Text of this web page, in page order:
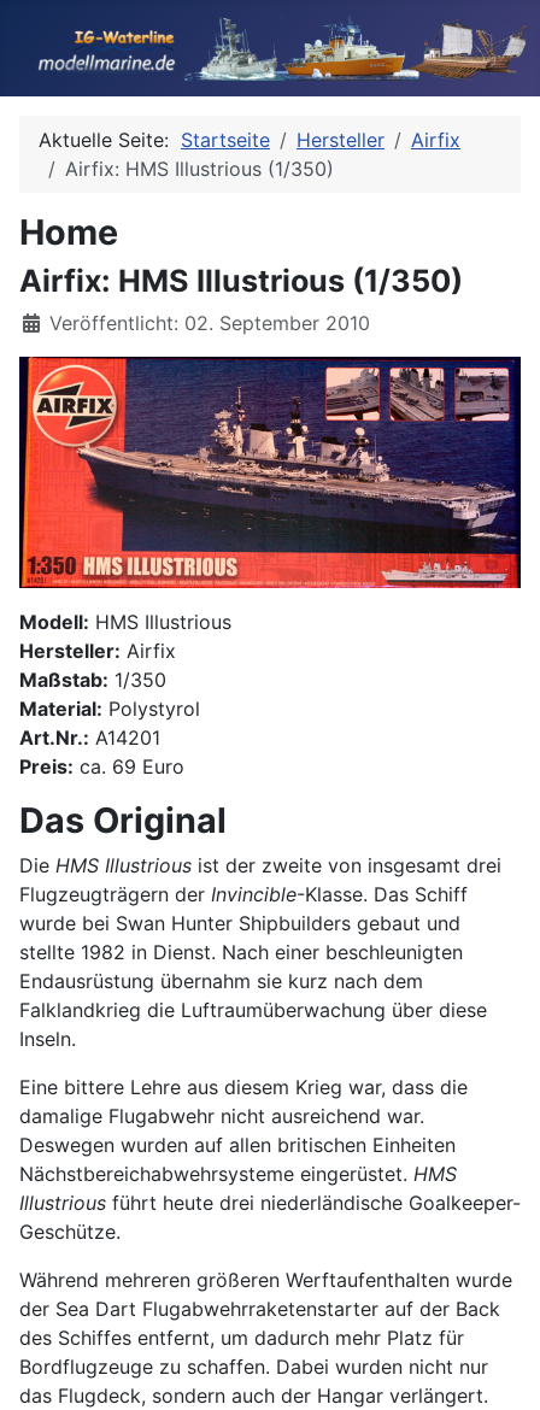
Aktuelle Seite: Startseite Hersteller
Airfix
Airfix: HMS Illustrious (1/350)
Home
Airfix: HMS Illustrious (1/350)
Details
Veröffentlicht: 02. September 2010
Modell: HMS Illustrious
Hersteller: Airfix
Maßstab: 1/350
Material: Polystyrol
Art.Nr.: A14201
Preis: ca. 69 Euro
Das Original
Die HMS Illustrious ist der zweite von insgesamt drei
Flugzeugträgern der Invincible-Klasse. Das Schiff
wurde bei Swan Hunter Shipbuilders gebaut und
stellte 1982 in Dienst. Nach einer beschleunigten
Endausrüstung übernahm sie kurz nach dem
Falklandkrieg die Luftraumüberwachung über diese
Inseln.
Eine bittere Lehre aus diesem Krieg war, dass die
damalige Flugabwehr nicht ausreichend war.
Deswegen wurden auf allen britischen Einheiten
Nächstbereichabwehrsysteme eingerüstet. HMS
Illustrious führt heute drei niederländische Goalkeeper-
Geschütze.
Während mehreren größeren Werftaufenthalten wurde
der Sea Dart Flugabwehrraketenstarter auf der Back
des Schiffes entfernt, um dadurch mehr Platz für
Bordflugzeuge zu schaffen. Dabei wurden nicht nur
das Flugdeck, sondern auch der Hangar verlängert.